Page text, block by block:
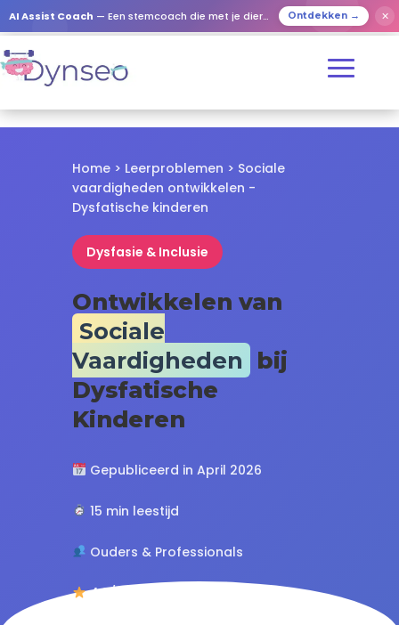
AI Assist Coach — Een stemcoach die met je dierbaren speelt Ontdekken → ✕
Home> Leerproblemen > Sociale
vaardigheden ontwikkelen -
Dysfatische kinderen
Dysfasie & Inclusie
Ontwikkelen van
Sociale
Vaardigheden
bij
Dysfatische
Kinderen
Gepubliceerd in April 2026
15 min leestijd
Ouders & Professionals
4.8/5 (127 beoordelingen)